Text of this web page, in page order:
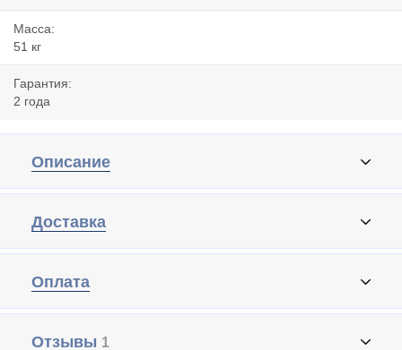
Масса:
51 кг
Гарантия:
2 года
Описание
Доставка
Оплата
Отзывы 1